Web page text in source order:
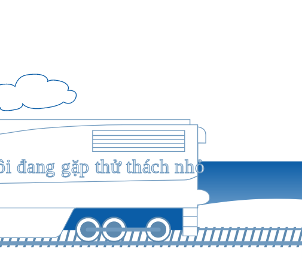
đang gặp thử thách nhỏ